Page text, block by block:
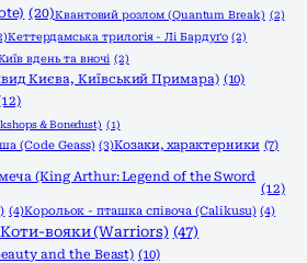
(20)Квантовий розлом (Quantum Break) (2)
Кеттердамська трилогія - Лі Бардуґо (2)
вдень та вночі (2)
Києва, Київський Примара) (10)
& Bonedust) (1)
(Code Geass) (3)Козаки, характерники (7)
(King Arthur: Legend of the Sword
(12)
(4)Корольок - пташка співоча (Calikusu) (4)
Коти-вояки (Warriors) (47)
and the Beast) (10)